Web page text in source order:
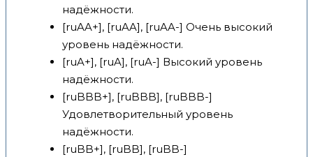
надёжности.
[ruAA+], [ruAA], [ruAA-] Очень высокий
уровень надёжности.
[ruA+], [ruA], [ruA-] Высокий уровень
надёжности.
[ruBBB+], [ruBBB], [ruBBB-]
Удовлетворительный уровень
надёжности.
[ruBB+], [ruBB], [ruBB-]